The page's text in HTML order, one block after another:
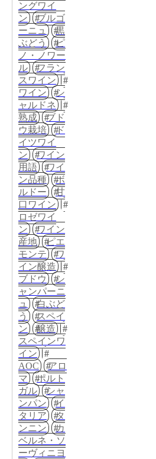
ングワイ
ン
ブルゴ
ーニュ
黒
ぶどう
ピ
ノ・ノワー
ル
フラン
スワイン
ワイン
シ
ャルドネ
熟成
ブド
ウ栽培
ド
イツワイ
ン
ワイン
用語
ワイ
ン品種
ボ
ルドー
甘
口ワイン
ロゼワイ
ン
ワイン
産地
ピエ
モンテ
ワ
イン醸造
ブドウ
シ
ャンパーニ
ュ
白ぶど
う
スペイ
ン
醸造
スペインワ
イン
AOC
アロ
マ
ポルト
ガル
シャ
ンパン
イ
タリア
タ
ンニン
カ
ベルネ・ソ
ーヴィニヨ